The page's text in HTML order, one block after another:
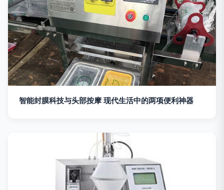
智能封膜科技与头部按摩 现代生活中的两项便利神器